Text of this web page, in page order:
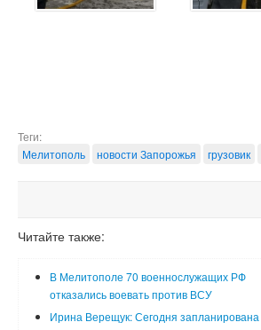
Теги:
Мелитополь
новости Запорожья грузовик
Читайте также:
В Мелитополе 70 военнослужащих РФ
отказались воевать против ВСУ
Ирина Верещук: Сегодня запланирована